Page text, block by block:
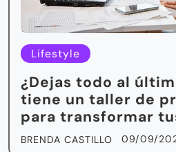
Lifestyle
¿Dejas todo al
tiene un taller de
para transformar
BRENDA CASTILLO 09/09/